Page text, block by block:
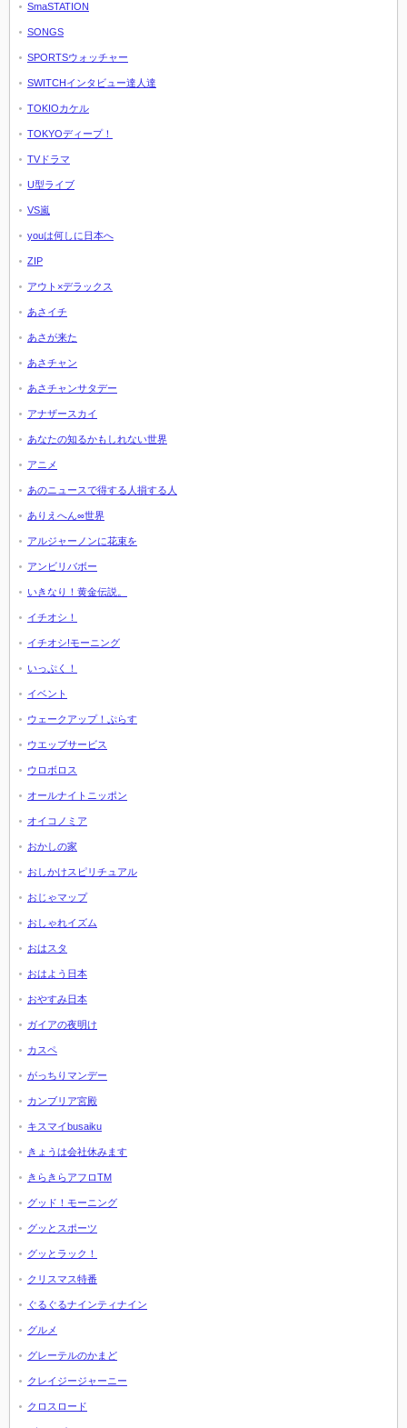
SmaSTATION
SONGS
SPORTSウォッチャー
SWITCHインタビュー達人達
TOKIOカケル
TOKYOディープ！
TVドラマ
U型ライブ
VS嵐
youは何しに日本へ
ZIP
アウト×デラックス
あさイチ
あさが来た
あさチャン
あさチャンサタデー
アナザースカイ
あなたの知るかもしれない世界
アニメ
あのニュースで得する人損する人
ありえへん∞世界
アルジャーノンに花束を
アンビリバボー
いきなり！黄金伝説。
イチオシ！
イチオシ!モーニング
いっぷく！
イベント
ウェークアップ！ぷらす
ウエッブサービス
ウロボロス
オールナイトニッポン
オイコノミア
おかしの家
おしかけスピリチュアル
おじゃマップ
おしゃれイズム
おはスタ
おはよう日本
おやすみ日本
ガイアの夜明け
カスペ
がっちりマンデー
カンブリア宮殿
キスマイbusaiku
きょうは会社休みます
きらきらアフロTM
グッド！モーニング
グッとスポーツ
グッとラック！
クリスマス特番
ぐるぐるナインティナイン
グルメ
グレーテルのかまど
クレイジージャーニー
クロスロード